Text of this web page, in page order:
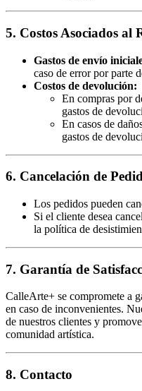
5. Costos Asociados al
Gastos de envío
caso de error por parte
Costos de devolución:
En compras por
gastos de
En casos de
gastos de
6. Cancelación de
Los pedidos pueden
Si el cliente desea
la política de
7. Garantía de
CalleArte+ se compromete a
en caso de inconvenientes.
de nuestros clientes y
comunidad artística.
8. Contacto